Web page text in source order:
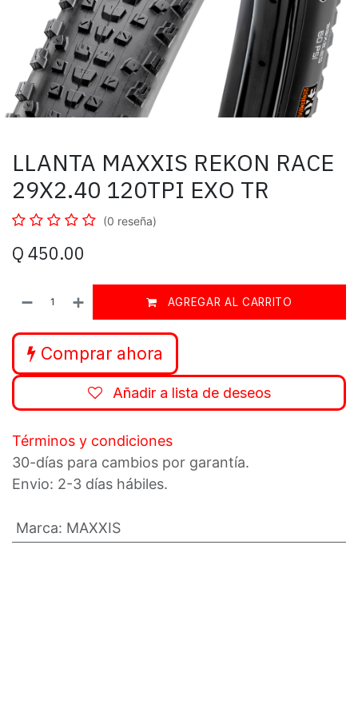
LLANTA MAXXIS REKON RACE
29X2.40 120TPI EXO TR
(0 reseña)
Q 450.00
AGREGAR AL CARRITO
Comprar ahora
Añadir a lista de deseos
Términos y condiciones
30-días para cambios por garantía.
Envio: 2-3 días hábiles.
Marca: MAXXIS